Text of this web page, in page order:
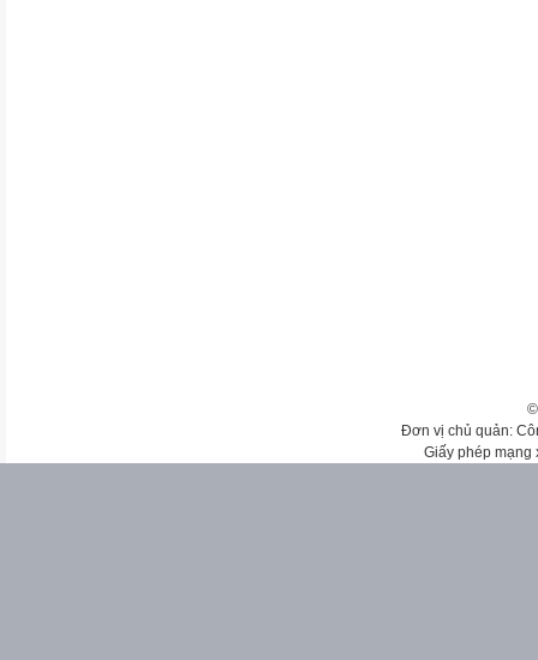
Đơn vị chủ quản:
Giấy phép mạng